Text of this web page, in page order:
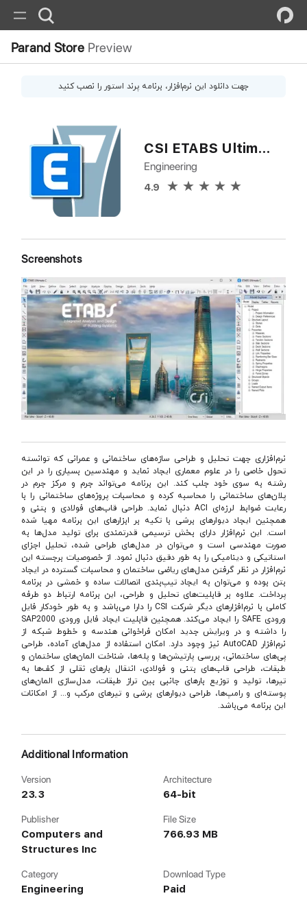
Parand Store Preview
جهت دانلود این نرم‌افزار، برنامه پرند استور را نصب کنید
CSI ETABS Ultimate
Engineering
4.9
Screenshots
نرم‌افزاری جهت تحلیل و طراحی سازه‌های ساختمانی و عمرانی كه توانسته
تحول خاصی را در علوم معماری ایجاد نماید و مهندسین بسیاری را در این
رشته به سوی خود جلب كند. این برنامه می‌تواند جرم و مركز جرم در
پلان‌های ساختمانی را محاسبه كرده و محاسبات پروژه‌های ساختمانی را با
رعایت ضوابط لرزه‌ای ACI دنبال نماید. طراحی قاب‌های فولادی و بتنی و
همچنین ایجاد دیوارهای برشی با تكیه بر ابزارهای این برنامه مهیا شده
است. این نرم‌افزار دارای بخش ترسیمی قدرتمندی برای تولید مدل‌ها به
صورت مهندسی است و می‌‌توان در مدل‌های طراحی شده، تحلیل اجزای
استاتیكی و دینامیكی را به طور دقیق دنبال نمود. از خصوصیات برجسته این
نرم‌افزار در نظر گرفتن مدل‌های ریاضی ساختمان و محاسبات گسترده در ایجاد
بتن بوده و می‌توان به ایجاد تیپ‌بندی اتصالات ساده و خمشی در برنامه
پرداخت. علاوه بر قابلیت‌های تحلیل و طراحی، این برنامه ارتباط دو طرفه
کاملی با نرم‌افزارهای دیگر شرکت CSI را دارا می‌باشد و به طور خودکار فایل
ورودی SAFE را ایجاد می‌کند. همچنین قابلیت ایجاد فایل ورودی SAP2000
را داشته و در ویرایش جدید امکان فراخوانی هندسه و خطوط شبکه از
نرم‌افزار AutoCAD نیز وجود دارد. امكان استفاده از مدل‌های آماده، طراحی
پی‌های ساختمانی، بررسی پارتیشن‌ها و پله‌ها، شناخت المان‌های ساختمان و
طبقات، طراحی قاب‌های بتنی و فولادی، انتقال بار‌های ثقلی از کف‌ها به
تیرها، تولید و توزیع بارهای جانبی بین تراز طبقات، مدل‌سازی المان‌های
پوسته‌ای و رامپ‌ها، طراحی دیوارهای برشی و تیرهای مرکب و... از امكانات
این برنامه می‌باشد.
Additional Information
Version
23.3
Architecture
64-bit
Publisher
Computers and
Structures Inc
File Size
766.93 MB
Category
Engineering
Download Type
Paid